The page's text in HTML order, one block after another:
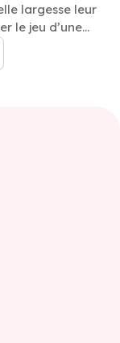
largesse leur
le jeu d’une
livrent leur